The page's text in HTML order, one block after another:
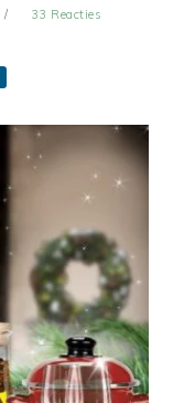
33 Reacties